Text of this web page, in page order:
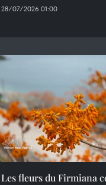
28/07/2026 01:00
Les fleurs du Firmiana